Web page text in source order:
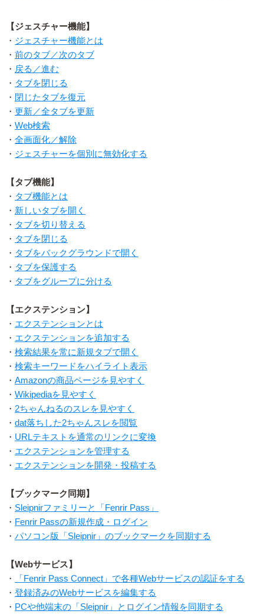
【ジェスチャー機能】
・ ジェスチャー機能とは
・ 前のタブ／次のタブ
・ 戻る／進む
・ タブを閉じる
・ 閉じたタブを復元
・ 更新／全タブを更新
・ Web検索
・ 全画面化／解除
・ ジェスチャーを個別に無効化する
【タブ機能】
・ タブ機能とは
・ 新しいタブを開く
・ タブを切り替える
・ タブを閉じる
・ タブをバックグラウンドで開く
・ タブを保護する
・ タブをグループに分ける
【エクステンション】
・ エクステンションとは
・ エクステンションを追加する
・ 検索結果を常に新規タブで開く
・ 検索キーワードをハイライト表示
・ Amazonの商品ページを見やすく
・ Wikipediaを見やすく
・ 2ちゃんねるのスレを見やすく
・ dat落ちした2ちゃんスレを閲覧
・ URLテキストを通常のリンクに変換
・ エクステンションを管理する
・ エクステンションを開発・投稿する
【ブックマーク同期】
・ Sleipnirファミリーと「Fenrir Pass」
・ Fenrir Passの新規作成・ログイン
・ パソコン版「Sleipnir」のブックマークを同期する
【Webサービス】
・
「Fenrir Pass Connect」で各種Webサービスの認証をする
・ 登録済みのWebサービスを編集する
・ PCや他端末の「Sleipnir」とログイン情報を同期する